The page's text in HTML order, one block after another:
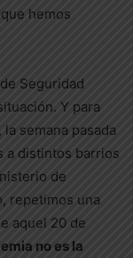
hemos
Seguridad
Y para
semana pasada
a distintos barrios
de
repetimos una
aquel 20 de
no es la